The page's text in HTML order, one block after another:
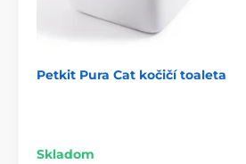
Wee Care™ a nechajte ju vyschnúť.
- Dôkladne nasprejujte
Nechajte toaletu celkom vyschnúť.
Petkit Pura Cat kočičí toaleta
Skladom